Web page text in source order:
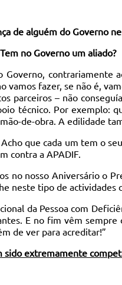
de alguém do Governo
no Governo um aliado?
contrariamente
vamos fazer, se não é,
parceiros – não
técnico. Por exemplo:
de-obra. A edilidade
que cada um tem o
contra a APADIF.
no nosso Aniversário o
neste tipo de actividades
da Pessoa com
E no fim vêm
de ver para acreditar!”
sido extremamente